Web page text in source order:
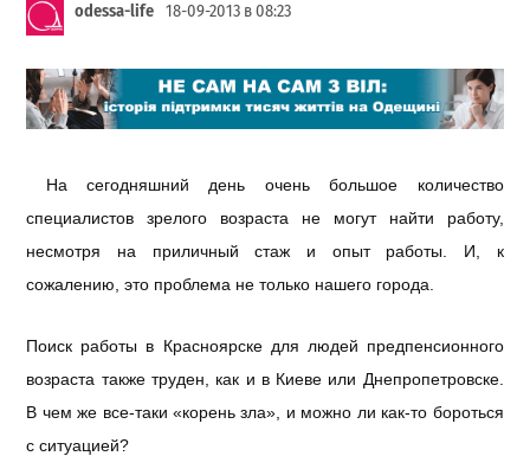
odessa-life 18-09-2013 в 08:23
На сегодняшний день очень большое количество
специалистов зрелого возраста не могут найти работу,
несмотря на приличный стаж и опыт работы. И, к
сожалению, это проблема не только нашего города.
Поиск работы в Красноярске для людей предпенсионного
возраста также труден, как и в Киеве или Днепропетровске.
В чем же все-таки «корень зла», и можно ли как-то бороться
с ситуацией?